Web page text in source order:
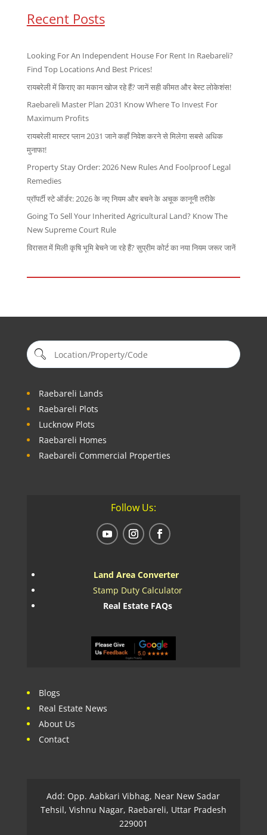
Recent Posts
Looking For An Independent House For Rent In Raebareli?
Find Top Locations And Best Prices!
रायबरेली में किराए का मकान खोज रहे हैं? जानें सही कीमत और बेस्ट लोकेशंस!
Raebareli Master Plan 2031 Know Where To Invest For
Maximum Profits
रायबरेली मास्टर प्लान 2031 जाने कहाँ निवेश करने से मिलेगा सबसे अधिक
मुनाफा!
Property Stay Order: 2026 New Rules And Foolproof Legal
Remedies
प्रॉपर्टी स्टे ऑर्डर: 2026 के नए नियम और बचने के अचूक कानूनी तरीके
Going To Sell Your Inherited Agricultural Land? Know The
New Supreme Court Rule
विरासत में मिली कृषि भूमि बेचने जा रहे हैं? सुप्रीम कोर्ट का नया नियम जरूर जानें
Raebareli Lands
Raebareli Plots
Lucknow Plots
Raebareli Homes
Raebareli Commercial Properties
Follow Us:
Land Area Converter
Stamp Duty Calculator
Real Estate FAQs
Blogs
Real Estate News
About Us
Contact
Add: Opp. Aabkari Vibhag, Near New Sadar
Tehsil, Vishnu Nagar, Raebareli, Uttar Pradesh
229001